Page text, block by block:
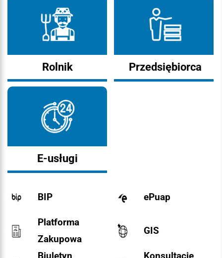
Rolnik Przedsiębiorca
E-usługi
BIP ePuap
Platforma
Zakupowa
GIS
Biuletyn
Konsultacje